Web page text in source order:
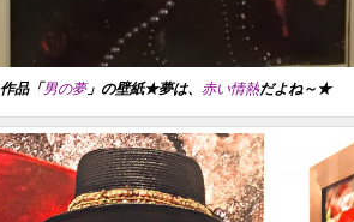
作品「男の夢」の壁紙★夢は、 赤い情熱だよね～★